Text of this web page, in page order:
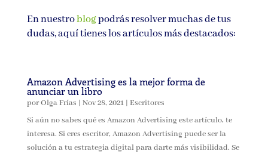
En nuestroblogpodrás resolver muchas de tus
dudas, aquí tienes los artículos más destacados:
Amazon Advertising es la mejor forma de
anunciar un libro
porOlga Frías | Nov 28, 2021| Escritores
Si aún no sabes qué es Amazon Advertising este artículo, te
interesa. Si eres escritor, Amazon Advertising puede ser la
solución a tu estrategia digital para darte más visibilidad. Se